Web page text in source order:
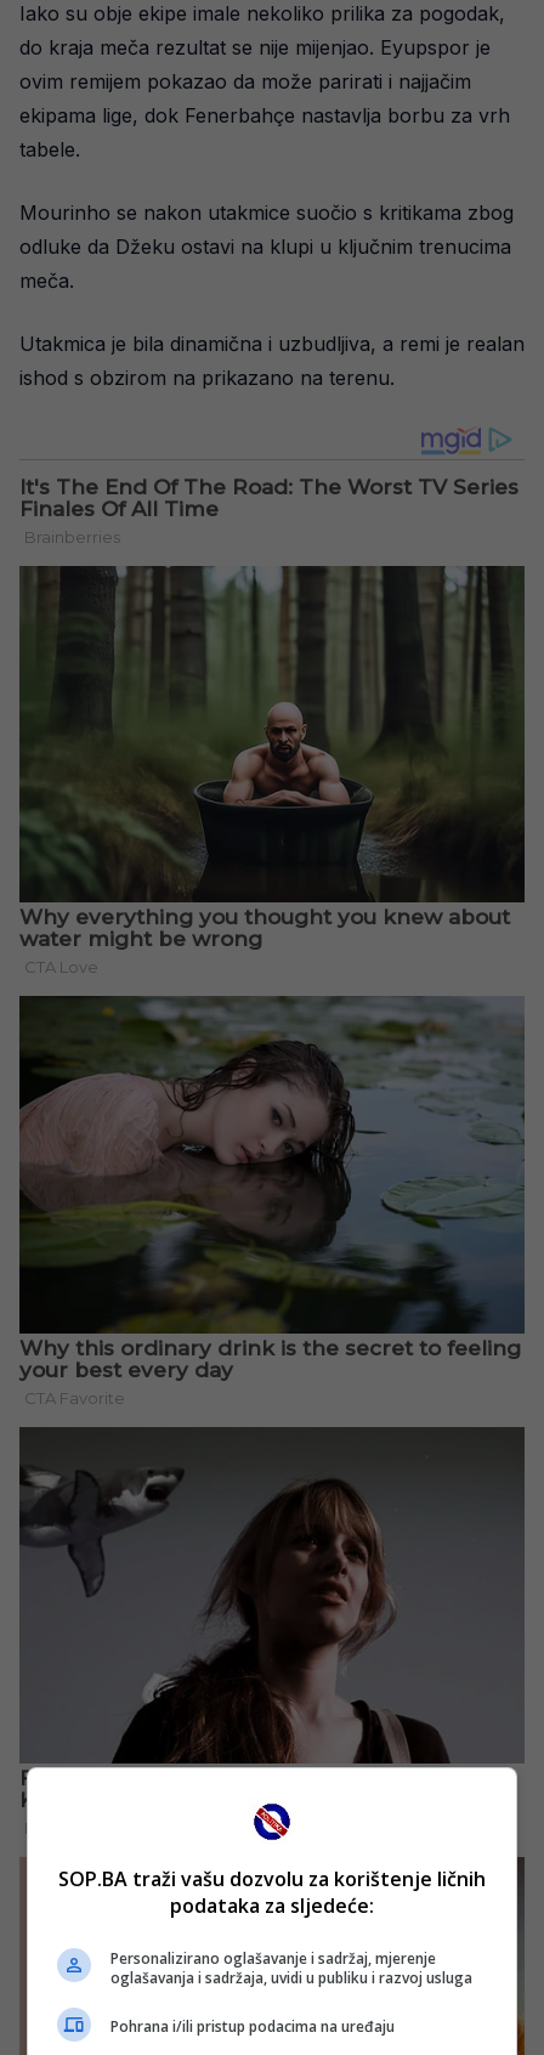
Iako su obje ekipe imale nekoliko prilika za pogodak,
do kraja meča rezultat se nije mijenjao. Eyupspor je
ovim remijem pokazao da može parirati i najjačim
ekipama lige, dok Fenerbahçe nastavlja borbu za vrh
tabele.
Mourinho se nakon utakmice suočio s kritikama zbog
odluke da Džeku ostavi na klupi u ključnim trenucima
meča.
Utakmica je bila dinamična i uzbudljiva, a remi je realan
ishod s obzirom na prikazano na terenu.
SOP.BA traži vašu dozvolu za korištenje ličnih
podataka za sljedeće:
Personalizirano oglašavanje i sadržaj, mjerenje
oglašavanja i sadržaja, uvidi u publiku i razvoj usluga
Pohrana i/ili pristup podacima na uređaju